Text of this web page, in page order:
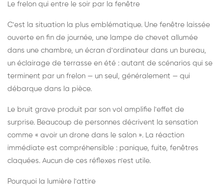
Le frelon qui entre le soir par la fenêtre
C'est la situation la plus emblématique. Une fenêtre laissée
ouverte en fin de journée, une lampe de chevet allumée
dans une chambre, un écran d'ordinateur dans un bureau,
un éclairage de terrasse en été : autant de scénarios qui se
terminent par un frelon — un seul, généralement — qui
débarque dans la pièce.
Le bruit grave produit par son vol amplifie l'effet de
surprise. Beaucoup de personnes décrivent la sensation
comme « avoir un drone dans le salon ». La réaction
immédiate est compréhensible : panique, fuite, fenêtres
claquées. Aucun de ces réflexes n'est utile.
Pourquoi la lumière l'attire